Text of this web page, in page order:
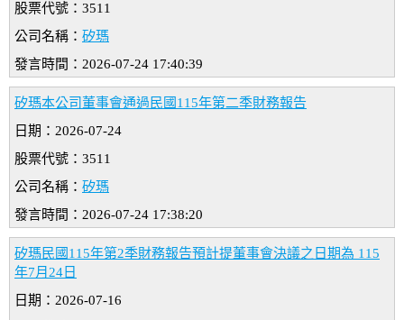
股票代號：3511
公司名稱： 矽瑪
發言時間：2026-07-24 17:40:39
矽瑪本公司董事會通過民國115年第二季財務報告
日期：2026-07-24
股票代號：3511
公司名稱： 矽瑪
發言時間：2026-07-24 17:38:20
矽瑪民國115年第2季財務報告預計提董事會決議之日期為 115
年7月24日
日期：2026-07-16